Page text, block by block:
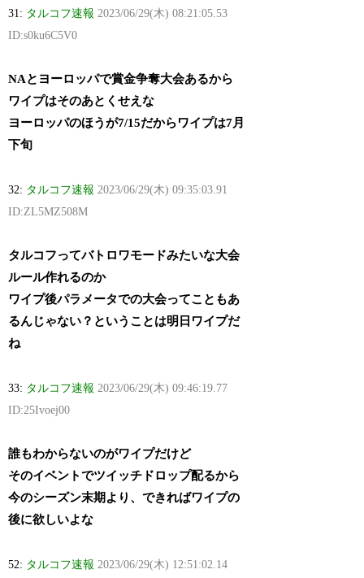
31: タルコフ速報 2023/06/29(木) 08:21:05.53
ID:s0ku6C5V0
NAとヨーロッパで賞金争奪大会あるから
ワイプはそのあとくせえな
ヨーロッパのほうが7/15だからワイプは7月
下旬
32: タルコフ速報 2023/06/29(木) 09:35:03.91
ID:ZL5MZ508M
タルコフってバトロワモードみたいな大会
ルール作れるのか
ワイプ後パラメータでの大会ってこともあ
るんじゃない？ということは明日ワイプだ
ね
33: タルコフ速報 2023/06/29(木) 09:46:19.77
ID:25Ivoej00
誰もわからないのがワイプだけど
そのイベントでツイッチドロップ配るから
今のシーズン末期より、できればワイプの
後に欲しいよな
52: タルコフ速報 2023/06/29(木) 12:51:02.14